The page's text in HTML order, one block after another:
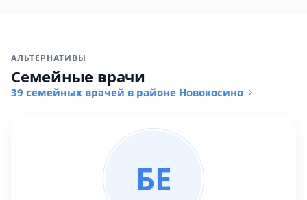
АЛЬТЕРНАТИВЫ
Семейные врачи
39 семейных врачей в районе Новокосино
БЕ